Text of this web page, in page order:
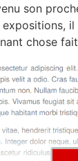
son
chose